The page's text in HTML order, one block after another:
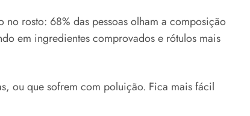
rosto: 68% das pessoas olham a composição
em ingredientes comprovados e rótulos mais
ou que sofrem com poluição. Fica mais fácil